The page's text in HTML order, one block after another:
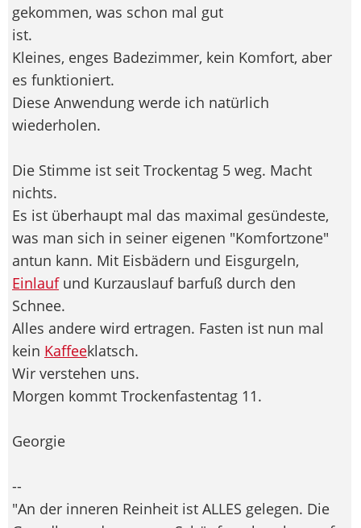
gekommen, was schon mal gut
ist.
Kleines, enges Badezimmer, kein Komfort, aber
es funktioniert.
Diese Anwendung werde ich natürlich
wiederholen.
Die Stimme ist seit Trockentag 5 weg. Macht
nichts.
Es ist überhaupt mal das maximal gesündeste,
was man sich in seiner eigenen "Komfortzone"
antun kann. Mit Eisbädern und Eisgurgeln,
Einlaufund Kurzauslauf barfuß durch den
Schnee.
Alles andere wird ertragen. Fasten ist nun mal
kein Kaffeeklatsch.
Wir verstehen uns.
Morgen kommt Trockenfastentag 11.
Georgie
--
"An der inneren Reinheit ist ALLES gelegen. Die